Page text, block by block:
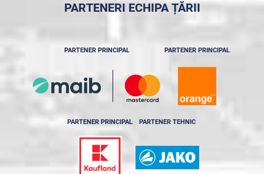
PARTENERI ECHIPA ȚĂRII
PARTENER PRINCIPAL PARTENER PRINCIPAL
PARTENER PRINCIPAL PARTENER TEHNIC